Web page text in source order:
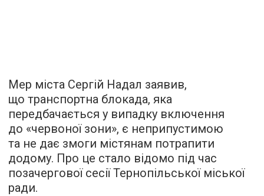
Мер міста Сергій Надал заявив,
що транспортна блокада, яка
передбачається у випадку включення
до «червоної зони», є неприпустимою
та не дає змоги містянам потрапити
додому. Про це стало відомо під час
позачергової сесії Тернопільської міської
ради.